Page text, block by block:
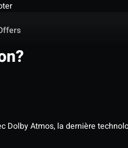
Dolby Atmos, la dernière